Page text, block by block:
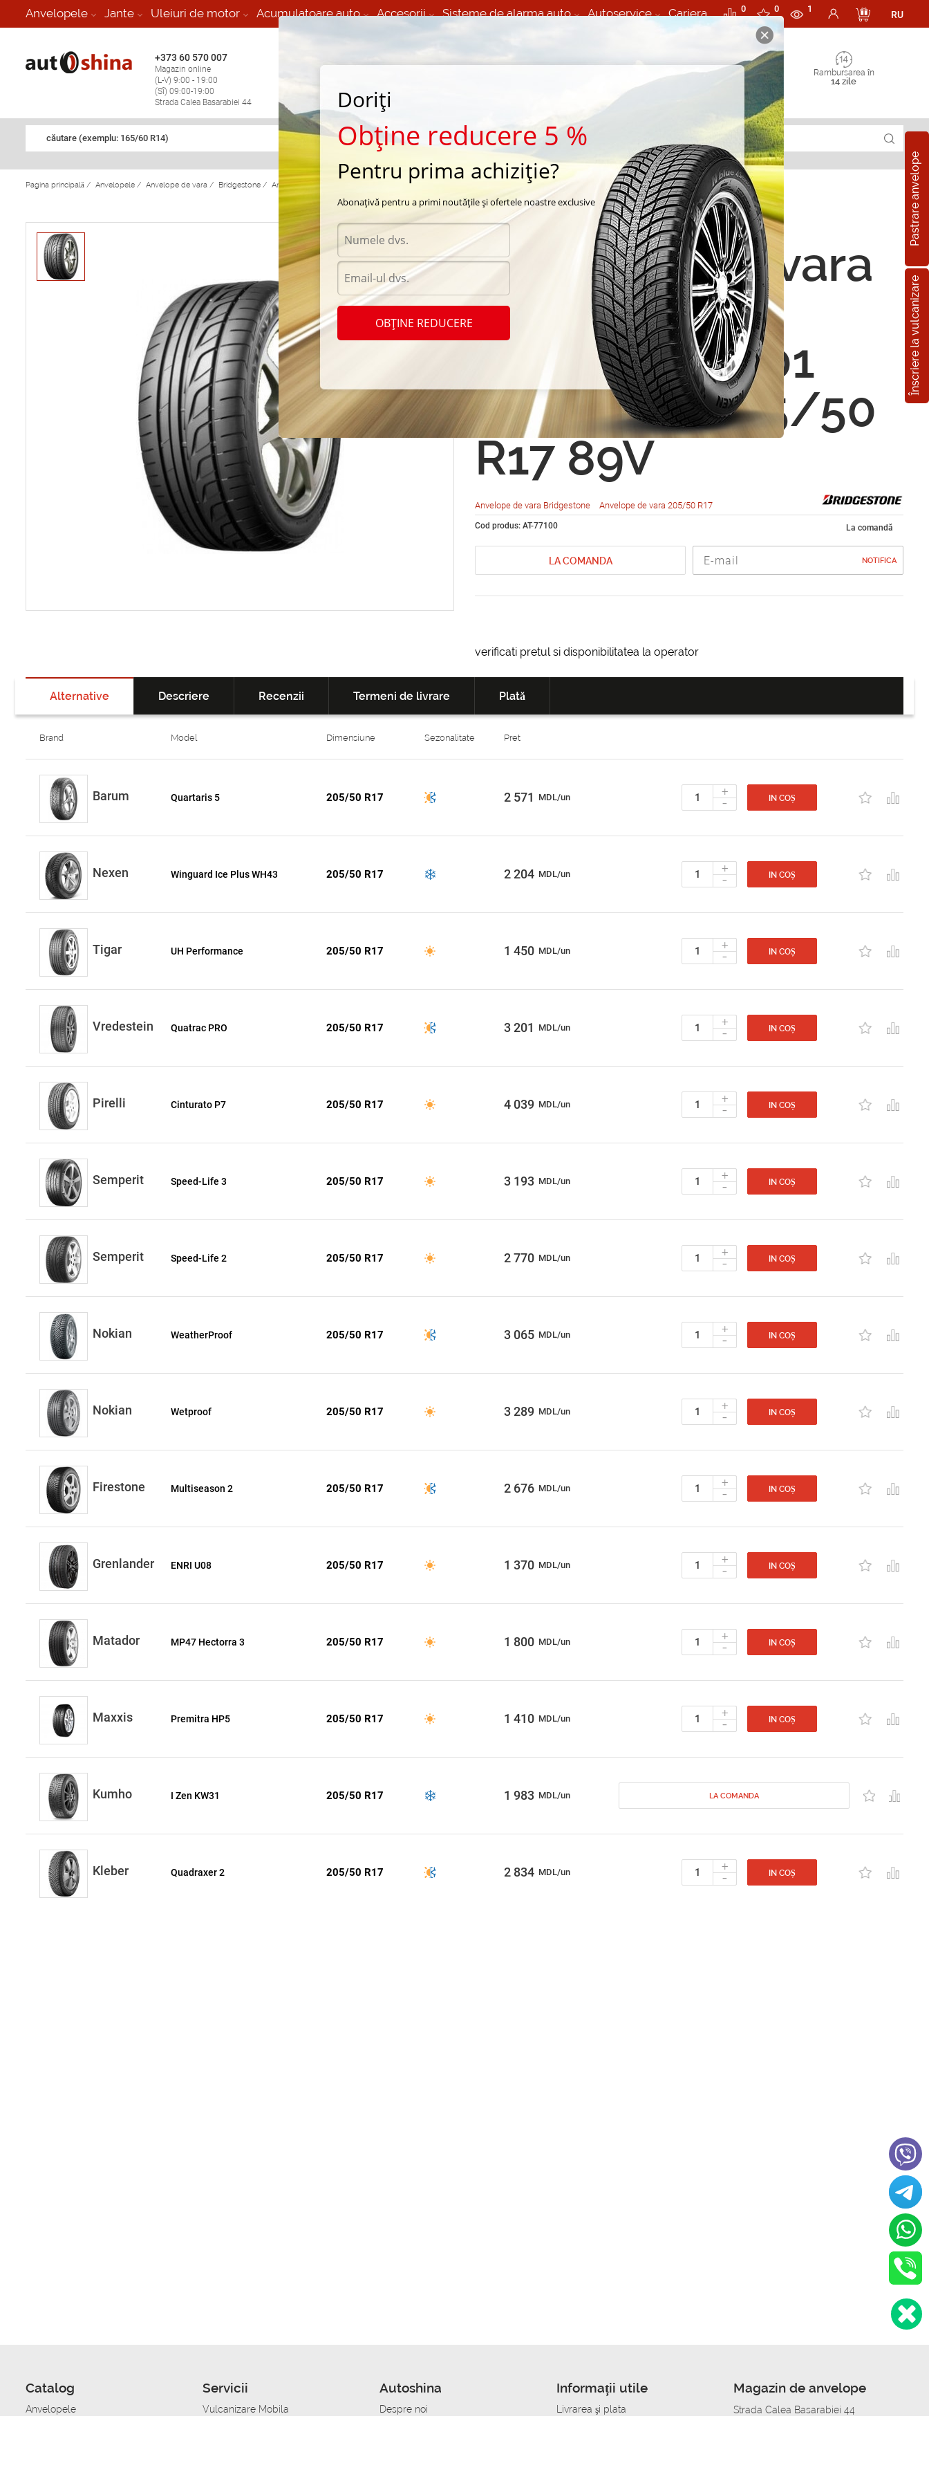
Anvelopele Jante Uleiuri de motor Acumulatoare auto Accesorii Sisteme de alarma auto Autoservice Cariera 0 0 1
RU
+373 60 570 007
Magazin online
(L-V) 9:00 - 19:00
(Sî) 09:00-19:00
Strada Calea Basarabiei 44
Vulcanizare Mobila 24/7 non
Rambursarea în
14 zile
căutare (exemplu: 165/60 R14)
Pastrare anvelope
Înscriere la vulcanizare
Pagina principală / Anvelopele / Anvelope de vara / Bridgestone / Anvelope de vara Bridgestone Potenza RE001 Adrenalin Bridgestone Potenza RE001 Adrenalin 205/50 R17 89V
Anvelope de vara
Bridgestone
Potenza RE001
Adrenalin 205/50
R17 89V
Anvelope de vara Bridgestone Anvelope de vara 205/50 R17
Cod produs: AT-77100 La comandă
LA COMANDA NOTIFICA
verificati pretul si disponibilitatea la operator
Alternative Descriere Recenzii Termeni de livrare Plată
Brand Model Dimensiune Sezonalitate Pret
Barum Quartaris 5 205/50 R17 2 571 MDL/un +
- IN COȘ
Nexen Winguard Ice Plus WH43 205/50 R17 2 204 MDL/un +
- IN COȘ
Tigar UH Performance 205/50 R17 1 450 MDL/un +
- IN COȘ
Vredestein Quatrac PRO 205/50 R17 3 201 MDL/un +
- IN COȘ
Pirelli Cinturato P7 205/50 R17 4 039 MDL/un +
- IN COȘ
Semperit Speed-Life 3 205/50 R17 3 193 MDL/un +
- IN COȘ
Semperit Speed-Life 2 205/50 R17 2 770 MDL/un +
- IN COȘ
Nokian WeatherProof 205/50 R17 3 065 MDL/un +
- IN COȘ
Nokian Wetproof 205/50 R17 3 289 MDL/un +
- IN COȘ
Firestone Multiseason 2 205/50 R17 2 676 MDL/un +
- IN COȘ
Grenlander ENRI U08 205/50 R17 1 370 MDL/un +
- IN COȘ
Matador MP47 Hectorra 3 205/50 R17 1 800 MDL/un +
- IN COȘ
Maxxis Premitra HP5 205/50 R17 1 410 MDL/un +
- IN COȘ
Kumho I Zen KW31 205/50 R17 1 983 MDL/un LA COMANDA
Kleber Quadraxer 2 205/50 R17 2 834 MDL/un +
- IN COȘ
Catalog
Anvelopele
Servicii
Vulcanizare Mobila
Autoshina
Despre noi
Informații utile
Livrarea şi plata
Magazin de anvelope
Strada Calea Basarabiei 44
Doriți
Obține reducere 5 %
Pentru prima achiziție?
Abonațivă pentru a primi noutățile și ofertele noastre exclusive
OBȚINE REDUCERE